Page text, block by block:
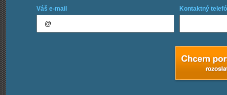
Váš e-mail Kontaktný